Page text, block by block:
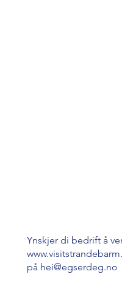
Ynskjer di bedrift å
på hei@egserdeg.no